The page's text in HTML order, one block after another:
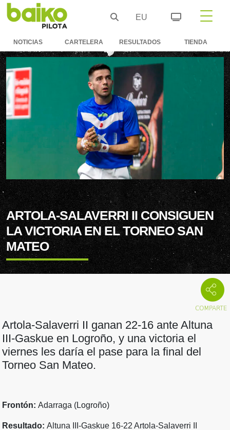
EU
NOTICIAS CARTELERA RESULTADOS TIENDA
ARTOLA-SALAVERRI II CONSIGUEN
LA VICTORIA EN EL TORNEO SAN
MATEO
Artola-Salaverri II ganan 22-16 ante Altuna
III-Gaskue en Logroño, y una victoria el
viernes les daría el pase para la final del
Torneo San Mateo.
Frontón: Adarraga (Logroño)
Resultado: Altuna III-Gaskue 16-22 Artola-Salaverri II